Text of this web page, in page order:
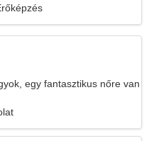
egy fantasztikus nőre van